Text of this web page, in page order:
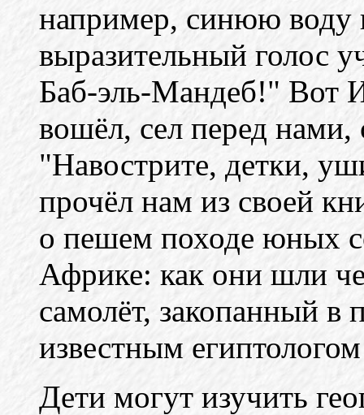
например, синюю воду
выразительный голос
Баб-эль-Мандеб!" Вот
вошёл, сел перед нами,
"Навострите, детки,
прочёл нам из своей
о пешем походе юных
Африке: как они шли
самолёт, закопанный в
известным
Дети могут изучить